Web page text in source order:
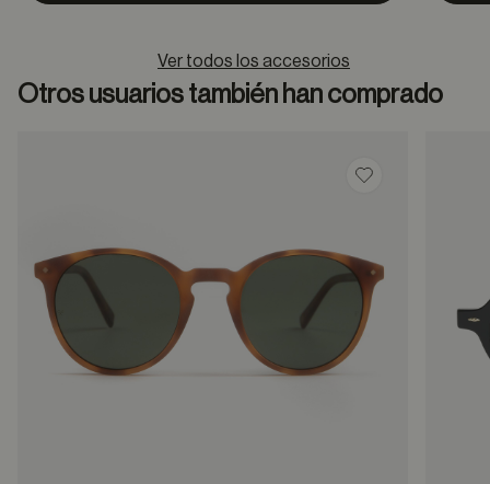
Ver todos los accesorios
Otros usuarios también han comprado
Guardar en